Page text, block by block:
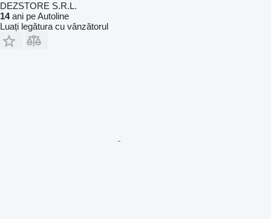
DEZSTORE S.R.L.
14ani pe Autoline
Luați legătura cu vânzătorul